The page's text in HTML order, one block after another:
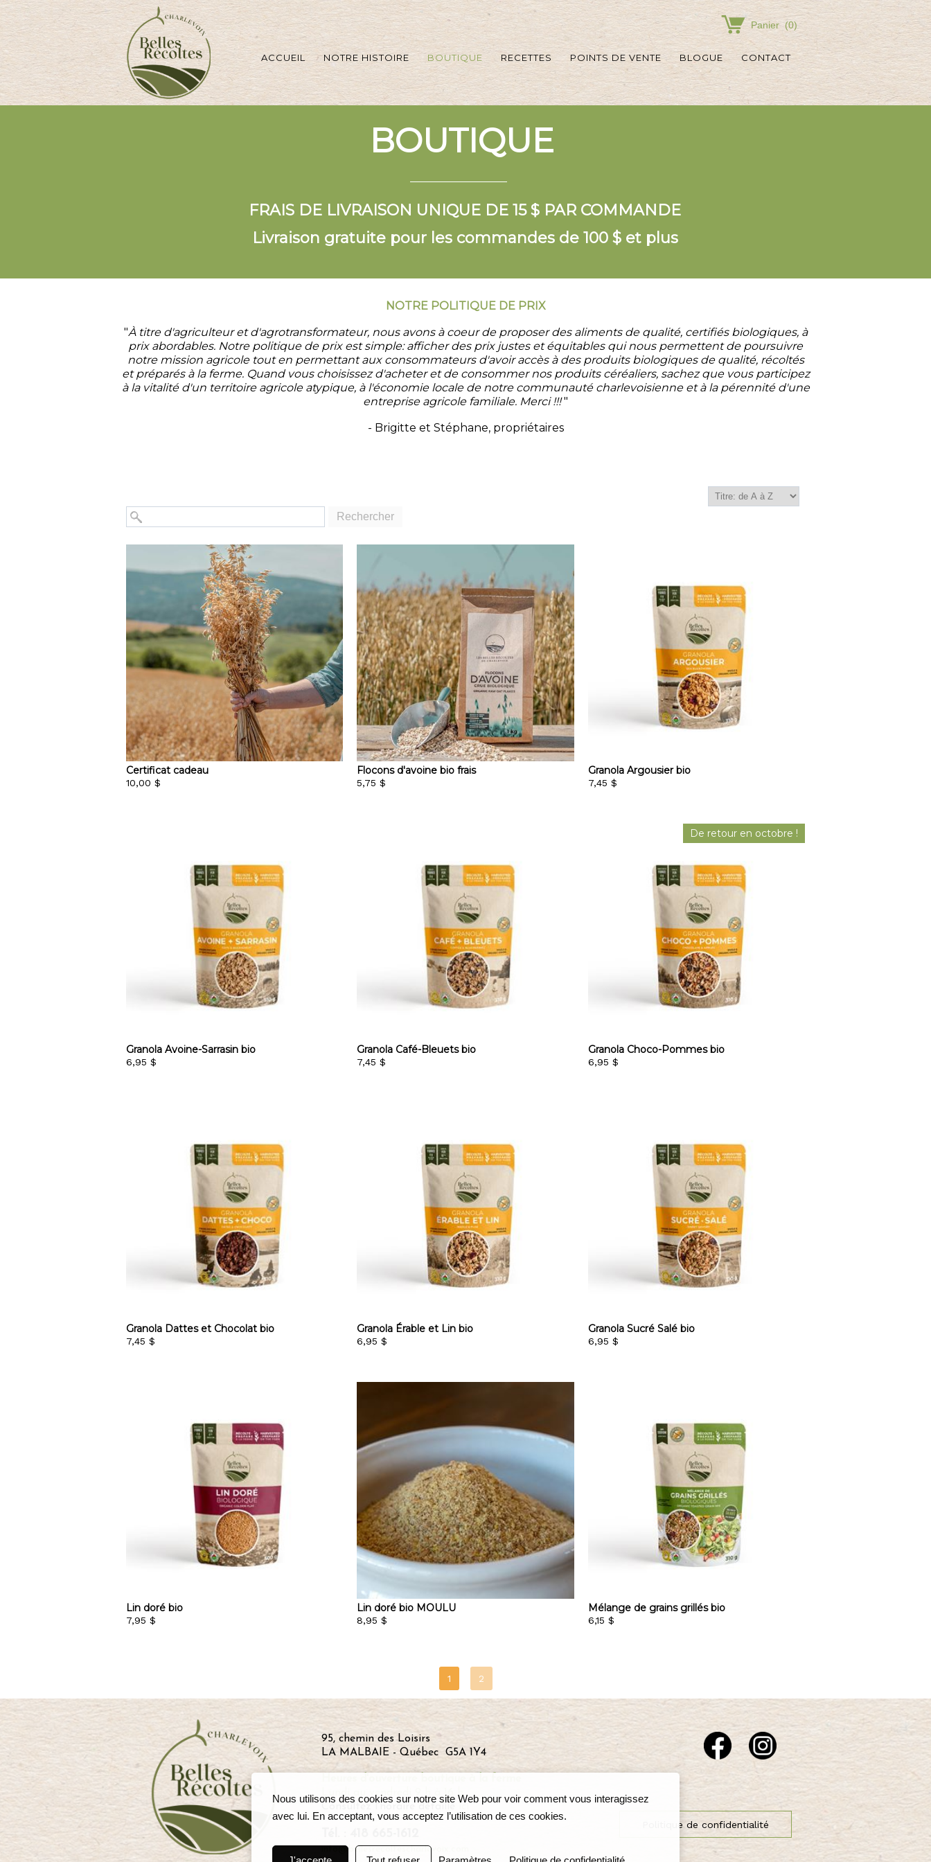
Panier (0)
ACCUEIL NOTRE HISTOIRE BOUTIQUE RECETTES POINTS DE VENTE BLOGUE CONTACT
BOUTIQUE
NOTRE POLITIQUE DE PRIX
"À titre d'agriculteur et d'agrotransformateur, nous avons à coeur de proposer des aliments de qualité, certifiés biologiques, à
prix abordables. Notre politique de prix est simple: afficher des prix justes et équitables qui nous permettent de poursuivre
notre mission agricole tout en permettant aux consommateurs d'avoir accès à des produits biologiques de qualité, récoltés
et préparés à la ferme. Quand vous choisissez d'acheter et de consommer nos produits céréaliers, sachez que vous participez
à la vitalité d'un territoire agricole atypique, à l'économie locale de notre communauté charlevoisienne et à la pérennité d'une
entreprise agricole familiale. Merci !!!"
- Brigitte et Stéphane, propriétaires
Rechercher
Certificat cadeau
10,00 $
Flocons d'avoine bio frais
5,75 $
Granola Argousier bio
7,45 $
Granola Avoine-Sarrasin bio
6,95 $
Granola Café-Bleuets bio
7,45 $
De retour en octobre !
Granola Choco-Pommes bio
6,95 $
Granola Dattes et Chocolat bio
7,45 $
Granola Érable et Lin bio
6,95 $
Granola Sucré Salé bio
6,95 $
Lin doré bio
7,95 $
Lin doré bio MOULU
8,95 $
Mélange de grains grillés bio
6,15 $
95, chemin des Loisirs
LA MALBAIE - Québec G5A 1Y4
Lundi au vendredi 9 h à 16 h
info@bellesrecoltescharlevoix.com
Politique de confidentialité
FRAIS DE LIVRAISON UNIQUE DE 15 $ PAR COMMANDE
Livraison gratuite pour les commandes de 100 $ et plus
Nous utilisons des cookies sur notre site Web pour voir comment vous interagissez
avec lui. En acceptant, vous acceptez l’utilisation de ces cookies.